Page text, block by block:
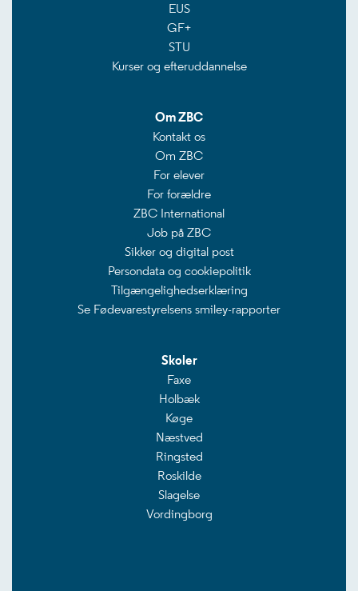
EUS
GF+
STU
Kurser og efteruddannelse
Om ZBC
Kontakt os
Om ZBC
For elever
For forældre
ZBC International
Job på ZBC
Sikker og digital post
Persondata og cookiepolitik
Tilgængelighedserklæring
Se Fødevarestyrelsens smiley-rapporter
Skoler
Faxe
Holbæk
Køge
Næstved
Ringsted
Roskilde
Slagelse
Vordingborg